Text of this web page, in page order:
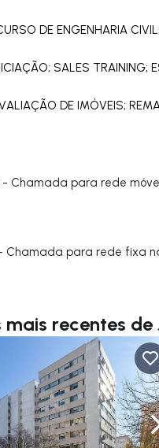
DE ENGENHARIA
SALES TRAINING;
DE IMÓVEIS;
- Chamada para rede
Chamada para rede fixa
mais recentes
a esquerda